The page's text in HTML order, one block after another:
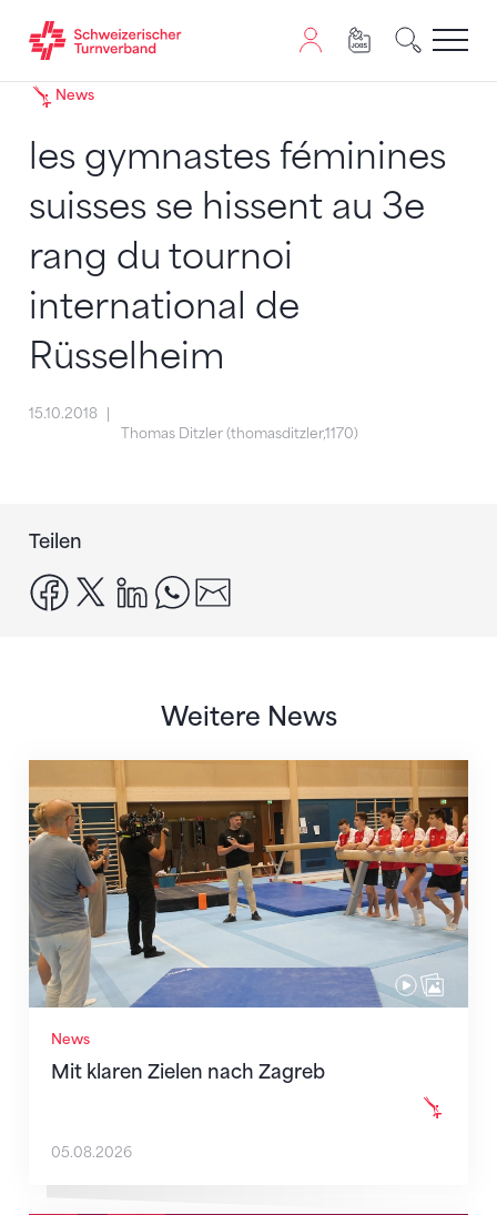
Zum Inhalt springen
Zur Sitemap navigieren
Zum Navigieren dieser Seite wird JavaScript benötigt.
News
les gymnastes féminines
suisses se hissent au 3e
rang du tournoi
international de
Rüsselheim
15.10.2018
Thomas Ditzler (thomasditzler,1170)
Teilen
facebook
x linkedinwhatsapp
Weitere News
News
Mit klaren Zielen nach Zagreb
Mit klaren Zielen nach Zagreb
05.08.2026